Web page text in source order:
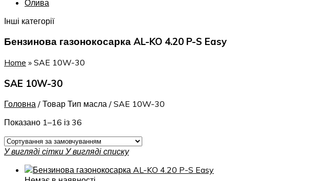
Олива
Інші категорії
Бензинова газонокосарка AL-KO 4.20 P-S Easy
Home » SAE 10W-30
SAE 10W-30
Головна / Товар Тип масла / SAE 10W-30
Показано 1–16 із 36
У вигляді сітки У вигляді списку